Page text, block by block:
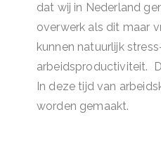
dat wij in Nederland
overwerk als dit maar
kunnen natuurlijk
arbeidsproductiviteit.
In deze tijd van
worden gemaakt.